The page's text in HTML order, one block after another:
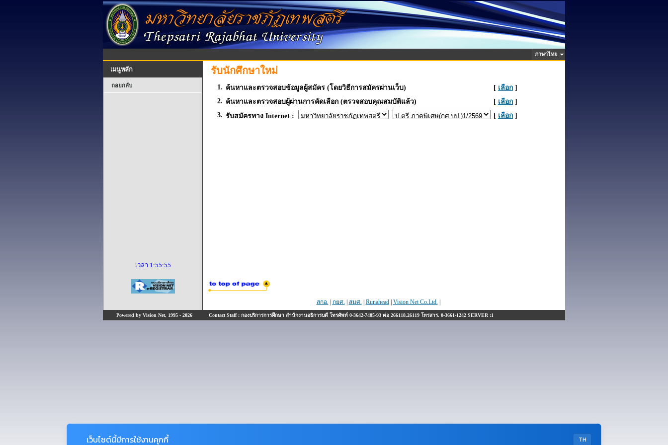
ภาษาไทย
เมนูหลัก
ถอยกลับ
รับนักศึกษาใหม่
1. ค้นหาและตรวจสอบข้อมูลผู้สมัคร (โดยวิธีการสมัครผ่านเว็บ) [ เลือก ]
2. ค้นหาและตรวจสอบผู้ผ่านการคัดเลือก (ตรวจสอบคุณสมบัติแล้ว) [ เลือก ]
3. รับสมัครทาง Internet : [ เลือก ]
เวลา 1:55:55
สกอ. กยศ. สมศ. Runahead| Vision Net Co.Ltd.
Powered by Vision Net, 1995 - 2026 Contact Staff : กองบริการการศึกษา สำนักงานอธิการบดี โทรศัพท์ 0-3642-7485-93 ต่อ 266118,26119 โทรสาร. 0-3661-1242 SERVER :1
TH
เว็บไซต์นี้มีการใช้งานคุกกี้